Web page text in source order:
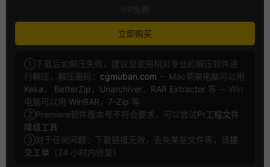
立即购买
①下载后如解压失败，建议您使用相对专业的解压软件进
行解压，解压密码： cgmuban.com -- Mac苹果电脑可以用
Keka ， BetterZip ， Unarchiver， RAR Extractor 等 -- Win
电脑可以用 WinRAR ， 7-Zip 等
②Premiere软件版本号不符合要求，可以尝试Pr工程文件
降级工具
③对于任何问题：下载链接无效，丢失某些文件等，请提
交工单 （24 小时内修复）